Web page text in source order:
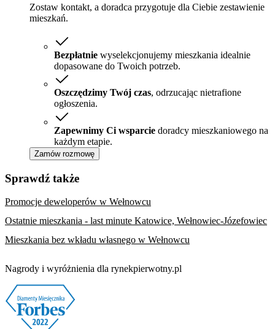
Zostaw kontakt, a doradca przygotuje dla Ciebie zestawienie
mieszkań.
Bezpłatnie wyselekcjonujemy mieszkania idealnie
dopasowane do Twoich potrzeb.
Oszczędzimy Twój czas, odrzucając nietrafione
ogłoszenia.
Zapewnimy Ci wsparcie doradcy mieszkaniowego na
każdym etapie.
Zamów rozmowę
Sprawdź także
Promocje deweloperów w Wełnowcu
Ostatnie mieszkania - last minute Katowice, Wełnowiec-Józefowiec
Mieszkania bez wkładu własnego w Wełnowcu
Nagrody i wyróżnienia dla rynekpierwotny.pl